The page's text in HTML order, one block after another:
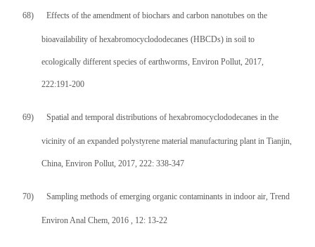
68) Effects of the amendment of biochars and carbon nanotubes on the
bioavailability of hexabromocyclododecanes (HBCDs) in soil to
ecologically different species of earthworms, Environ Pollut, 2017,
222:191-200
69) Spatial and temporal distributions of hexabromocyclododecanes in the
vicinity of an expanded polystyrene material manufacturing plant in Tianjin,
China, Environ Pollut, 2017, 222: 338-347
70) Sampling methods of emerging organic contaminants in indoor air, Trend
Environ Anal Chem, 2016 , 12: 13-22